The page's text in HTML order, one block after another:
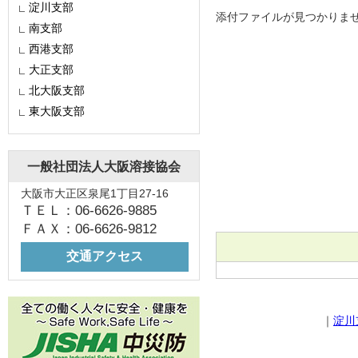
添付ファイルが見つかりま
｜ 淀川
淀川支部
南支部
西港支部
大正支部
北大阪支部
東大阪支部
一般社団法人大阪溶接協会
大阪市大正区泉尾1丁目27-16
ＴＥＬ：06-6626-9885
ＦＡＸ：06-6626-9812
交通アクセス